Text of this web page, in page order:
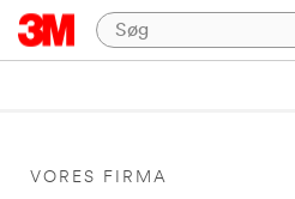
VORES FIRMA